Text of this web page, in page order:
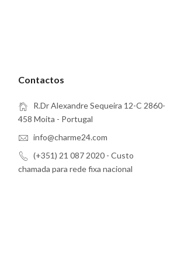
Contactos
R.Dr Alexandre Sequeira 12-C 2860-
458 Moita - Portugal
info@charme24.com
(+351) 21 087 2020 - Custo
chamada para rede fixa nacional